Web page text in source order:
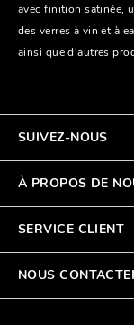
avec finition satinée,
des verres à vin et à
ainsi que d'autres
SUIVEZ-NOUS
À PROPOS DE
SERVICE CLIENT
NOUS